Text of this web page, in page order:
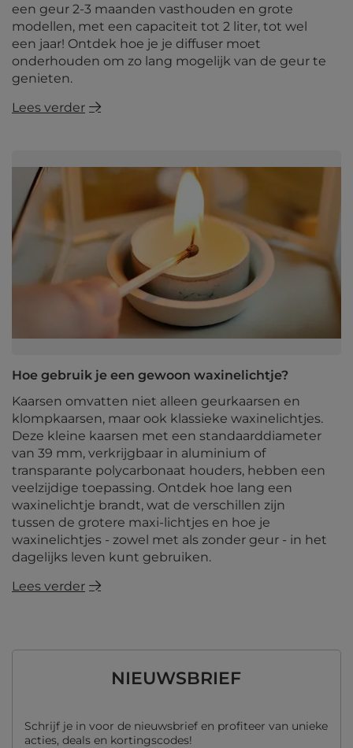
een geur 2-3 maanden vasthouden en grote
modellen, met een capaciteit tot 2 liter, tot wel
een jaar! Ontdek hoe je je diffuser moet
onderhouden om zo lang mogelijk van de geur te
genieten.
Lees verder
Hoe gebruik je een gewoon waxinelichtje?
Kaarsen omvatten niet alleen geurkaarsen en
klompkaarsen, maar ook klassieke waxinelichtjes.
Deze kleine kaarsen met een standaarddiameter
van 39 mm, verkrijgbaar in aluminium of
transparante polycarbonaat houders, hebben een
veelzijdige toepassing. Ontdek hoe lang een
waxinelichtje brandt, wat de verschillen zijn
tussen de grotere maxi-lichtjes en hoe je
waxinelichtjes - zowel met als zonder geur - in het
dagelijks leven kunt gebruiken.
Lees verder
NIEUWSBRIEF
Schrijf je in voor de nieuwsbrief en profiteer van unieke
acties, deals en kortingscodes!